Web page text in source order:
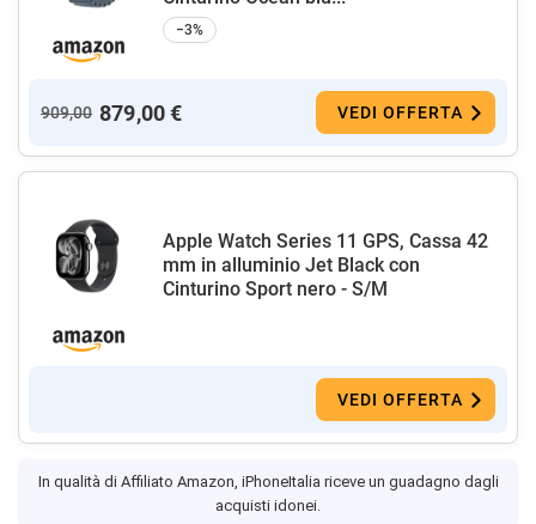
−3%
909,00 879,00 € VEDI OFFERTA
Apple Watch Series 11 GPS, Cassa 42
mm in alluminio Jet Black con
Cinturino Sport nero - S/M
VEDI OFFERTA
In qualità di Affiliato Amazon, iPhoneItalia riceve un guadagno dagli
acquisti idonei.